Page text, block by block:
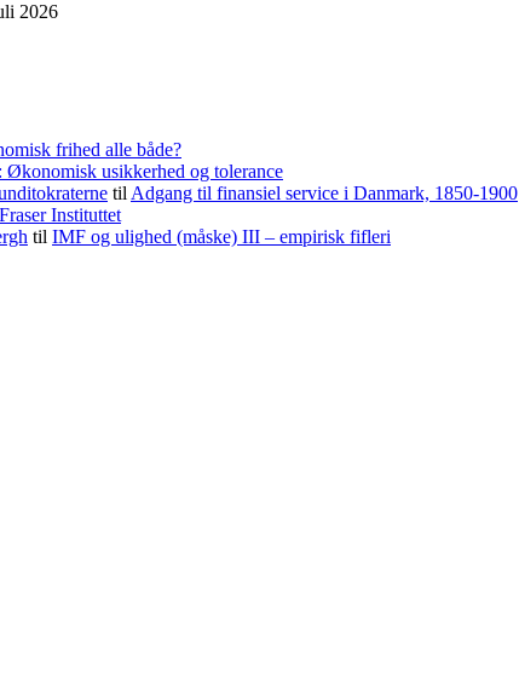
2026
frihed alle både?
Økonomisk usikkerhed og tolerance
til Adgang til finansiel service i Danmark, 1850-1900
Instituttet
til IMF og ulighed (måske) III – empirisk fifleri